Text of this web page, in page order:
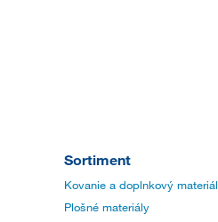
Sortiment
Kovanie a doplnkový materiál
Plošné materiály